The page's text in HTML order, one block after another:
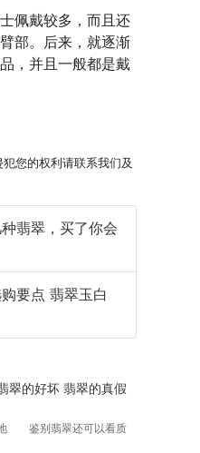
佩戴较多，而且还
部。后来，就逐渐
，并且一般都是戴
您的权利请联系我们及
翡翠，买了你会
要点 翡翠玉白
翠的好坏 翡翠的真假
鉴别翡翠还可以看质